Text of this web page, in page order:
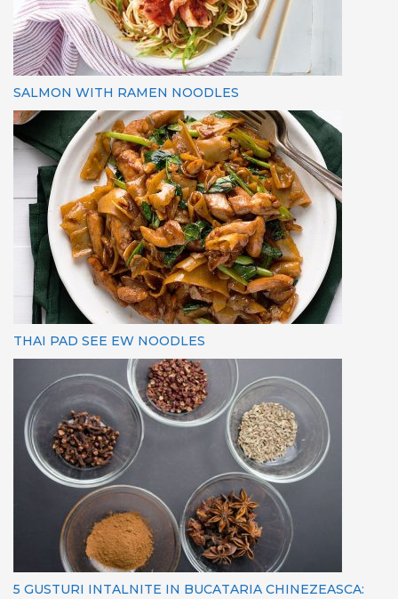
SALMON WITH RAMEN NOODLES
THAI PAD SEE EW NOODLES
5 GUSTURI INTALNITE IN BUCATARIA CHINEZEASCA: